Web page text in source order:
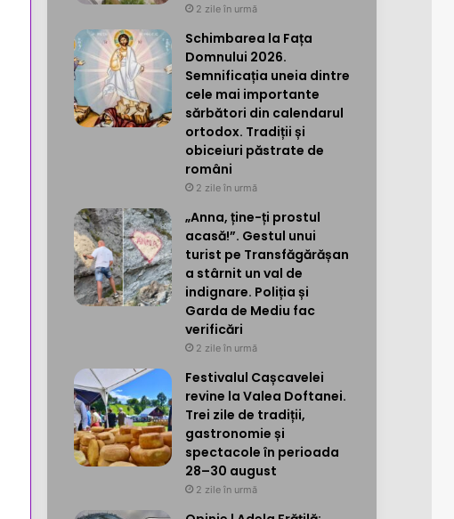
2 zile în urmă
Schimbarea la Fața
Domnului 2026.
Semnificația uneia dintre
cele mai importante
sărbători din calendarul
ortodox. Tradiții și
obiceiuri păstrate de
români
2 zile în urmă
„Anna, ține-ți prostul
acasă!”. Gestul unui
turist pe Transfăgărășan
a stârnit un val de
indignare. Poliția și
Garda de Mediu fac
verificări
2 zile în urmă
Festivalul Cașcavelei
revine la Valea Doftanei.
Trei zile de tradiții,
gastronomie și
spectacole în perioada
28–30 august
2 zile în urmă